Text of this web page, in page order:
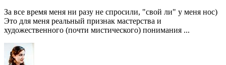
За все время меня ни разу не спросили, "свой ли" у меня нос)
Это для меня реальный признак мастерства и
художественного (почти мистического) понимания ...